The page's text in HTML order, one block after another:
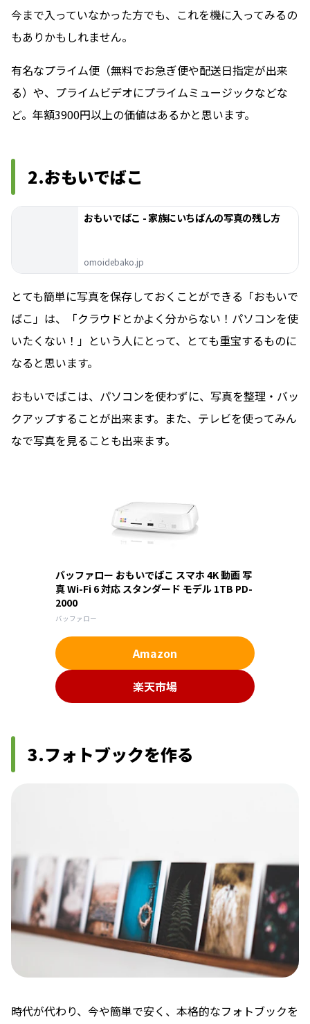
今まで入っていなかった方でも、これを機に入ってみるの
もありかもしれません。
有名なプライム便（無料でお急ぎ便や配送日指定が出来
る）や、プライムビデオにプライムミュージックなどな
ど。年額3900円以上の価値はあるかと思います。
2.おもいでばこ
おもいでばこ - 家族にいちばんの写真の残し方
omoidebako.jp
とても簡単に写真を保存しておくことができる「おもいで
ばこ」は、「クラウドとかよく分からない！パソコンを使
いたくない！」という人にとって、とても重宝するものに
なると思います。
おもいでばこは、パソコンを使わずに、写真を整理・バッ
クアップすることが出来ます。また、テレビを使ってみん
なで写真を見ることも出来ます。
バッファロー おもいでばこ スマホ 4K 動画 写
真 Wi-Fi 6 対応 スタンダード モデル 1TB PD-
2000
バッファロー
Amazon
楽天市場
3.フォトブックを作る
時代が代わり、今や簡単で安く、本格的なフォトブックを